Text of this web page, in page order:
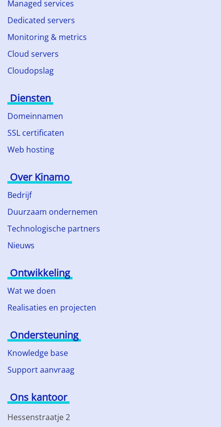
Managed services
Dedicated servers
Monitoring & metrics
Cloud servers
Cloudopslag
Diensten
Domeinnamen
SSL certificaten
Web hosting
Over Kinamo
Bedrijf
Duurzaam ondernemen
Technologische partners
Nieuws
Ontwikkeling
Wat we doen
Realisaties en projecten
Ondersteuning
Knowledge base
Support aanvraag
Ons kantoor
Hessenstraatje 2